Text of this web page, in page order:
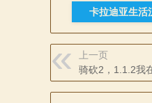
卡拉迪亚生活
上一页
骑砍2，1.1.2我